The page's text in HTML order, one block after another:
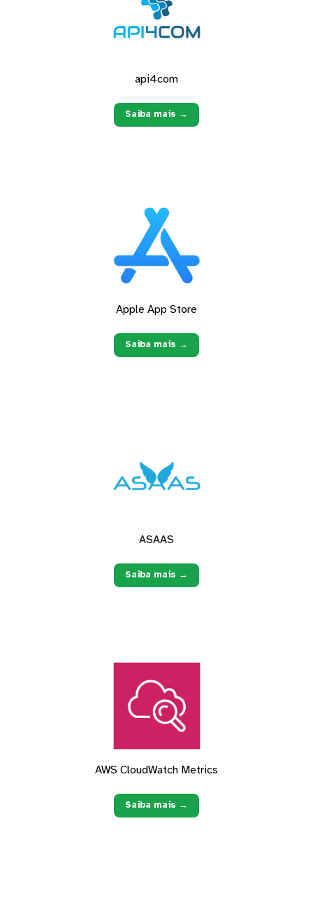
api4com
Saiba mais →
Apple App Store
Saiba mais →
ASAAS
Saiba mais →
AWS CloudWatch Metrics
Saiba mais →